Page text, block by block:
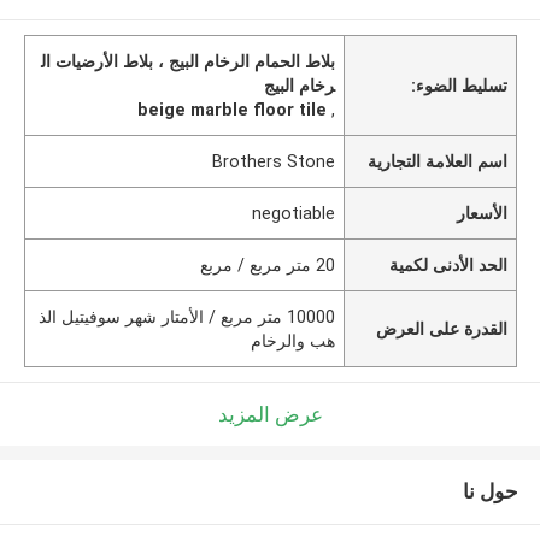
تسليط الضوء:
بلاط الحمام الرخام البيج ، بلاط الأرضيات ال
رخام البيج
,
beige marble floor tile
اسم العلامة التجارية Brothers Stone
الأسعار negotiable
الحد الأدنى لكمية 20 متر مربع / مربع
القدرة على العرض
10000 متر مربع / الأمتار شهر سوفيتيل الذ
هب والرخام
عرض المزيد
حول نا